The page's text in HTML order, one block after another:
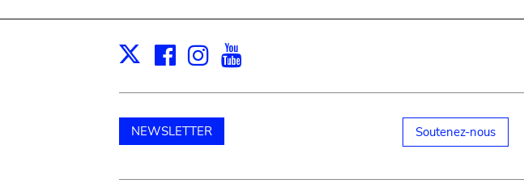
X Facebook
Instagram
NEWSLETTER Soutenez-nous